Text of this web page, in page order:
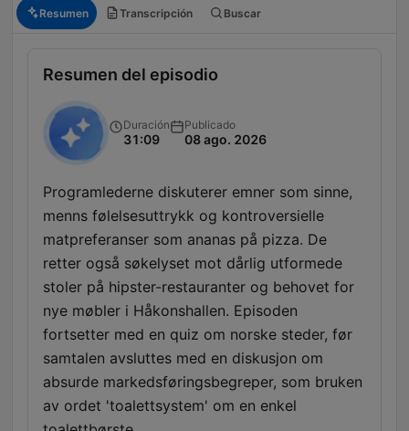
Resumen Transcripción Buscar
Resumen del episodio
Duración
31:09
Publicado
08 ago. 2026
Programlederne diskuterer emner som sinne,
menns følelsesuttrykk og kontroversielle
matpreferanser som ananas på pizza. De
retter også søkelyset mot dårlig utformede
stoler på hipster-restauranter og behovet for
nye møbler i Håkonshallen. Episoden
fortsetter med en quiz om norske steder, før
samtalen avsluttes med en diskusjon om
absurde markedsføringsbegreper, som bruken
av ordet 'toalettsystem' om en enkel